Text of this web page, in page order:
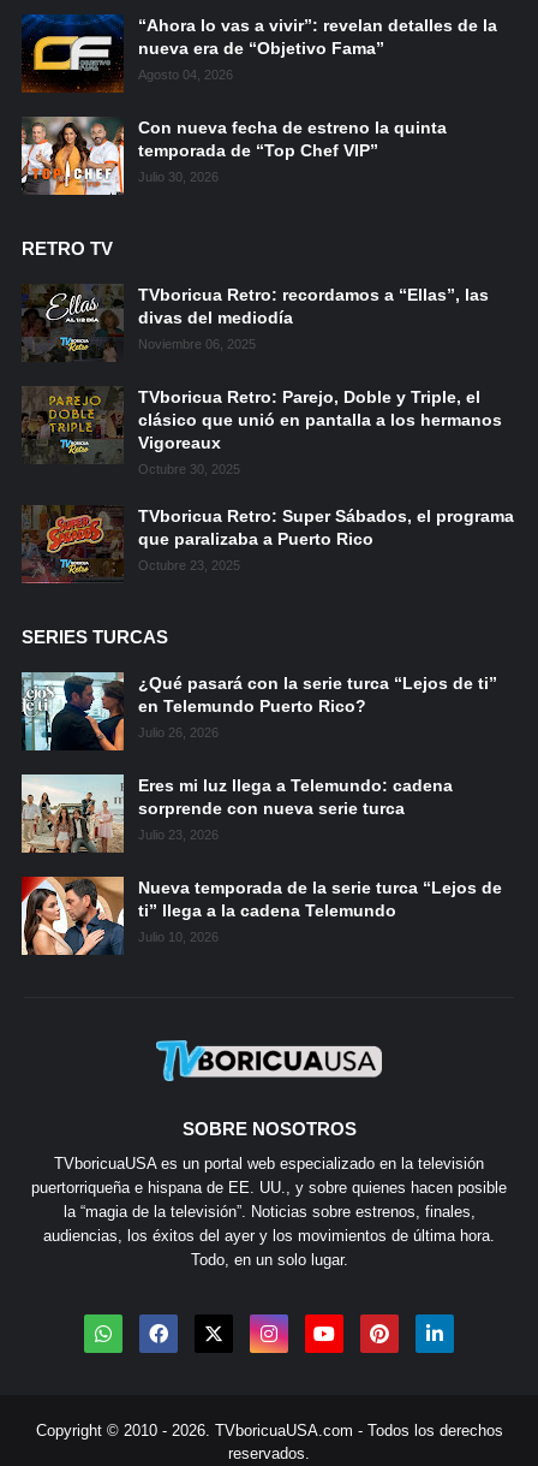
“Ahora lo vas a vivir”: revelan detalles de la
nueva era de “Objetivo Fama”
Agosto 04, 2026
Con nueva fecha de estreno la quinta
temporada de “Top Chef VIP”
Julio 30, 2026
RETRO TV
TVboricua Retro: recordamos a “Ellas”, las
divas del mediodía
Noviembre 06, 2025
TVboricua Retro: Parejo, Doble y Triple, el
clásico que unió en pantalla a los hermanos
Vigoreaux
Octubre 30, 2025
TVboricua Retro: Super Sábados, el programa
que paralizaba a Puerto Rico
Octubre 23, 2025
SERIES TURCAS
¿Qué pasará con la serie turca “Lejos de ti”
en Telemundo Puerto Rico?
Julio 26, 2026
Eres mi luz llega a Telemundo: cadena
sorprende con nueva serie turca
Julio 23, 2026
Nueva temporada de la serie turca “Lejos de
ti” llega a la cadena Telemundo
Julio 10, 2026
SOBRE NOSOTROS
TVboricuaUSA es un portal web especializado en la televisión
puertorriqueña e hispana de EE. UU., y sobre quienes hacen posible
la “magia de la televisión”. Noticias sobre estrenos, finales,
audiencias, los éxitos del ayer y los movimientos de última hora.
Todo, en un solo lugar.
Copyright © 2010 - 2026. TVboricuaUSA.com - Todos los derechos
reservados.